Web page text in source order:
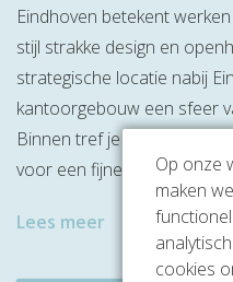
Eindhoven betekent
stijl strakke design en
strategische locatie nabij
kantoorgebouw een sfeer
Binnen tref je een mix van
voor een fijne, inspirerende
Lees meer
Op onze
maken
cookies